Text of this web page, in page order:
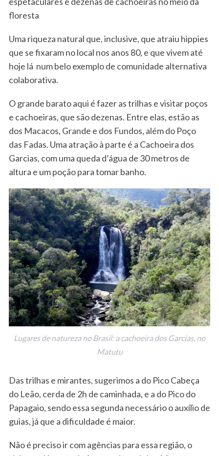
floresta
Uma riqueza natural que, inclusive, que atraiu hippies
que se fixaram no local nos anos 80, e que vivem até
hoje lá num belo exemplo de comunidade alternativa
colaborativa.
O grande barato aqui é fazer as trilhas e visitar poços
e cachoeiras, que são dezenas. Entre elas, estão as
dos Macacos, Grande e dos Fundos, além do Poço
das Fadas. Uma atração à parte é a Cachoeira dos
Garcias, com uma queda d’água de 30 metros de
altura e um poção para tomar banho.
Lugares de natureza no Brasil: a cachoeira dos Garcias, no
Matutu
Das trilhas e mirantes, sugerimos a do Pico Cabeça
do Leão, cerda de 2h de caminhada, e a do Pico do
Papagaio, sendo essa segunda necessário o auxílio de
guias, já que a dificuldade é maior.
Não é preciso ir com agências para essa região, o
S
e
a
r
c
h
f